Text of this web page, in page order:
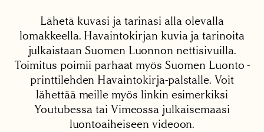
Lähetä kuvasi ja tarinasi alla olevalla
lomakkeella. Havaintokirjan kuvia ja tarinoita
julkaistaan Suomen Luonnon nettisivuilla.
Toimitus poimii parhaat myös Suomen Luonto -
printtilehden Havaintokirja-palstalle. Voit
lähettää meille myös linkin esimerkiksi
Youtubessa tai Vimeossa julkaisemaasi
luontoaiheiseen videoon.